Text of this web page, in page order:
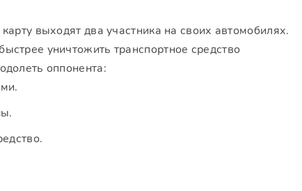
выходят два участника на своих автомобилях.
уничтожить транспортное средство
оппонента: